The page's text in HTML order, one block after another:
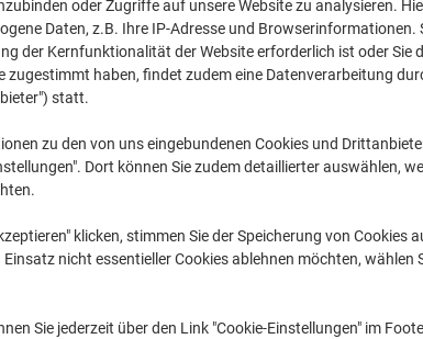
CHF 10.25 pro
Ab 5
CHF 11.08 inkl. MwSt
1-2 Stück CHF 11.25
5+Stück CHF 10.25
oder Zugriffe auf unsere Website zu analysieren.
Daten, z.B. Ihre IP-Adresse und Browserinformationen.
der Kernfunktionalität der Website erforderlich ist oder Sie
zugestimmt haben, findet zudem eine Datenverarbeitung
statt.
zu den von uns eingebundenen Cookies und
Dort können Sie zudem detaillierter auswählen,
klicken, stimmen Sie der Speicherung von Cookies
Einsatz nicht essentieller Cookies ablehnen möchten, wählen
Sie jederzeit über den Link "Cookie-Einstellungen" im